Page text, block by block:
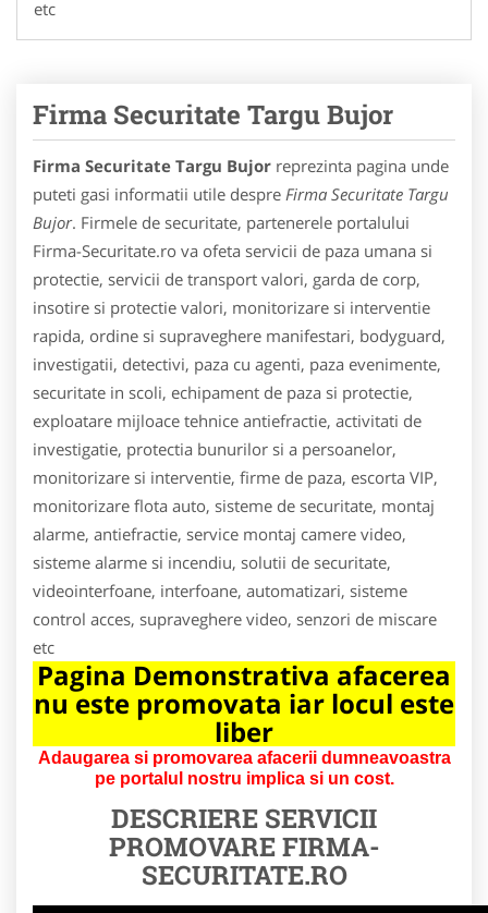
etc
Firma Securitate Targu Bujor
Firma Securitate Targu Bujor reprezinta pagina unde
puteti gasi informatii utile despre Firma Securitate Targu
Bujor. Firmele de securitate, partenerele portalului
Firma-Securitate.ro va ofeta servicii de paza umana si
protectie, servicii de transport valori, garda de corp,
insotire si protectie valori, monitorizare si interventie
rapida, ordine si supraveghere manifestari, bodyguard,
investigatii, detectivi, paza cu agenti, paza evenimente,
securitate in scoli, echipament de paza si protectie,
exploatare mijloace tehnice antiefractie, activitati de
investigatie, protectia bunurilor si a persoanelor,
monitorizare si interventie, firme de paza, escorta VIP,
monitorizare flota auto, sisteme de securitate, montaj
alarme, antiefractie, service montaj camere video,
sisteme alarme si incendiu, solutii de securitate,
videointerfoane, interfoane, automatizari, sisteme
control acces, supraveghere video, senzori de miscare
etc
Pagina Demonstrativa afacerea
nu este promovata iar locul este
liber
Adaugarea si promovarea afacerii dumneavoastra
pe portalul nostru implica si un cost.
DESCRIERE SERVICII
PROMOVAREFIRMA-
SECURITATE.RO